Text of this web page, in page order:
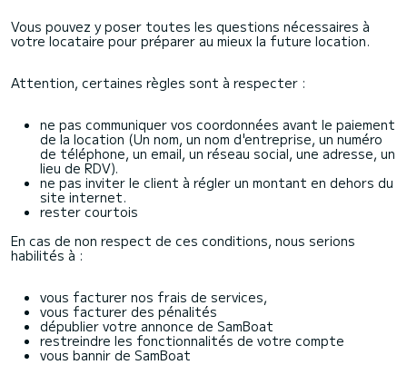
Vous pouvez y poser toutes les questions nécessaires à
votre locataire pour préparer au mieux la future location.
Attention, certaines règles sont à respecter :
ne pas communiquer vos coordonnées avant le paiement
de la location (Un nom, un nom d'entreprise, un numéro
de téléphone, un email, un réseau social, une adresse, un
lieu de RDV).
ne pas inviter le client à régler un montant en dehors du
site internet.
rester courtois
En cas de non respect de ces conditions, nous serions
habilités à :
vous facturer nos frais de services,
vous facturer des pénalités
dépublier votre annonce de SamBoat
restreindre les fonctionnalités de votre compte
vous bannir de SamBoat